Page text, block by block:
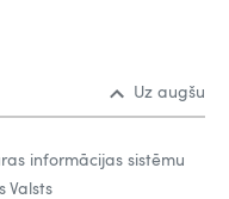
Uz augšu
informācijas sistēmu
Valsts